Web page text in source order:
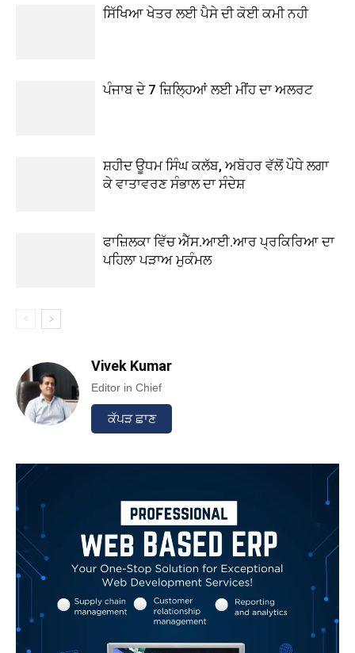
ਸਿੱਖਿਆ ਖੇਤਰ ਲਈ ਪੈਸੇ ਦੀ ਕੋਈ ਕਮੀ ਨਹੀ
ਪੰਜਾਬ ਦੇ 7 ਜ਼ਿਲ੍ਹਿਆਂ ਲਈ ਮੀਂਹ ਦਾ ਅਲਰਟ
ਸ਼ਹੀਦ ਊਧਮ ਸਿੰਘ ਕਲੱਬ, ਅਬੋਹਰ ਵੱਲੋਂ ਪੌਧੇ ਲਗਾ
ਕੇ ਵਾਤਾਵਰਣ ਸੰਭਾਲ ਦਾ ਸੰਦੇਸ਼
ਫਾਜ਼ਿਲਕਾ ਵਿੱਚ ਐੱਸ.ਆਈ.ਆਰ ਪ੍ਰਕਿਰਿਆ ਦਾ
ਪਹਿਲਾ ਪੜਾਅ ਮੁਕੰਮਲ
Vivek Kumar
Editor in Chief
ਕੱਪੜ ਛਾਣ